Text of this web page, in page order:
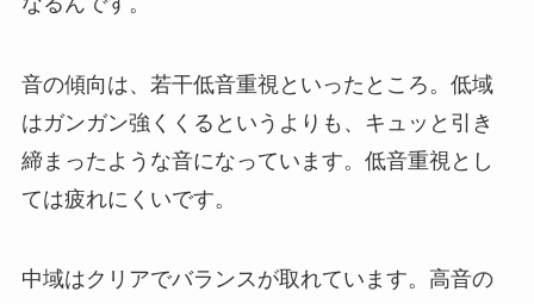
音の傾向は、若干低音重視といったところ。低域
はガンガン強くくるというよりも、キュッと引き
締まったような音になっています。低音重視とし
ては疲れにくいです。
中域はクリアでバランスが取れています。高音の